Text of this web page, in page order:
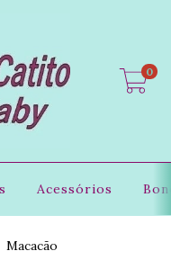
0
Acessórios
Macacão